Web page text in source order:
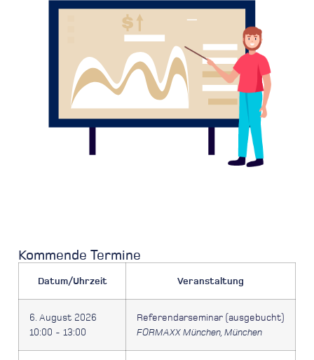
Kommende Termine
Datum/Uhrzeit Veranstaltung
6. August 2026
10:00 - 13:00
Referendarseminar (ausgebucht)
FORMAXX München, München